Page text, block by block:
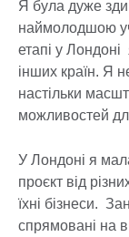
Я була дуже
наймолодшою
етапі у
інших країн. Я
настільки
можливостей
У Лондоні я
проєкт від
їхні бізнеси.
спрямовані на